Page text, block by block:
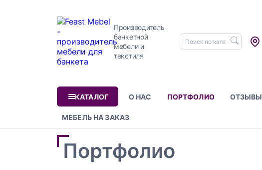
Производитель
банкетной
мебели и
текстиля
КАТАЛОГ О НАС ПОРТФОЛИО ОТЗЫВЫ
МЕБЕЛЬ НА ЗАКАЗ
Главная Портфолио
Портфолио